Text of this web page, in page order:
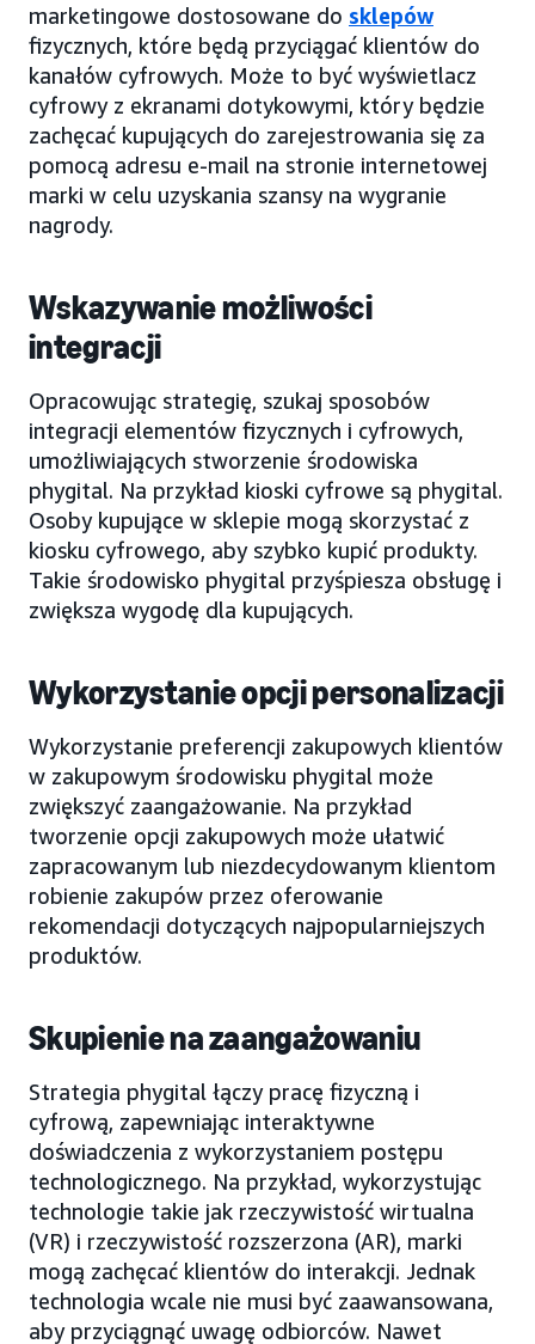
marketingowe dostosowane do sklepów
fizycznych, które będą przyciągać klientów do
kanałów cyfrowych. Może to być wyświetlacz
cyfrowy z ekranami dotykowymi, który będzie
zachęcać kupujących do zarejestrowania się za
pomocą adresu e-mail na stronie internetowej
marki w celu uzyskania szansy na wygranie
nagrody.
Wskazywanie możliwości
integracji
Opracowując strategię, szukaj sposobów
integracji elementów fizycznych i cyfrowych,
umożliwiających stworzenie środowiska
phygital. Na przykład kioski cyfrowe są phygital.
Osoby kupujące w sklepie mogą skorzystać z
kiosku cyfrowego, aby szybko kupić produkty.
Takie środowisko phygital przyśpiesza obsługę i
zwiększa wygodę dla kupujących.
Wykorzystanie opcji personalizacji
Wykorzystanie preferencji zakupowych klientów
w zakupowym środowisku phygital może
zwiększyć zaangażowanie. Na przykład
tworzenie opcji zakupowych może ułatwić
zapracowanym lub niezdecydowanym klientom
robienie zakupów przez oferowanie
rekomendacji dotyczących najpopularniejszych
produktów.
Skupienie na zaangażowaniu
Strategia phygital łączy pracę fizyczną i
cyfrową, zapewniając interaktywne
doświadczenia z wykorzystaniem postępu
technologicznego. Na przykład, wykorzystując
technologie takie jak rzeczywistość wirtualna
(VR) i rzeczywistość rozszerzona (AR), marki
mogą zachęcać klientów do interakcji. Jednak
technologia wcale nie musi być zaawansowana,
aby przyciągnąć uwagę odbiorców. Nawet